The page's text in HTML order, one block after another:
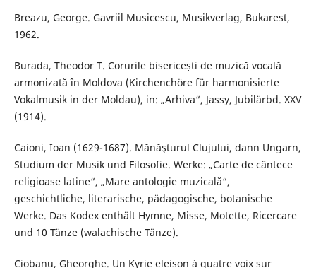
Breazu, George. Gavriil Musicescu, Musikverlag, Bukarest,
1962.
Burada, Theodor T. Corurile bisericești de muzică vocală
armonizată în Moldova (Kirchenchöre für harmonisierte
Vokalmusik in der Moldau), in: „Arhiva“, Jassy, Jubilärbd. XXV
(1914).
Caioni, Ioan (1629-1687). Mănăşturul Clujului, dann Ungarn,
Studium der Musik und Filosofie. Werke: „Carte de cântece
religioase latine“, „Mare antologie muzicală“,
geschichtliche, literarische, pädagogische, botanische
Werke. Das Kodex enthält Hymne, Misse, Motette, Ricercare
und 10 Tänze (walachische Tänze).
Ciobanu, Gheorghe. Un Kyrie eleison à quatre voix sur